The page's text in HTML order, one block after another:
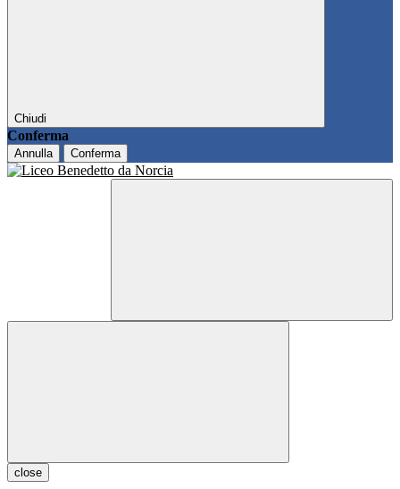
Chiudi
Conferma
Annulla Conferma
close